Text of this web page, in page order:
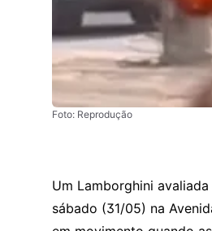
Foto: Reprodução
Um Lamborghini
sábado (31/05) na